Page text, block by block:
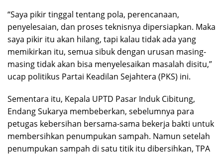
“Saya pikir tinggal tentang pola, perencanaan,
penyelesaian, dan proses teknisnya dipersiapkan. Maka
saya pikir itu akan hilang, tapi kalau tidak ada yang
memikirkan itu, semua sibuk dengan urusan masing-
masing tidak akan bisa menyelesaikan masalah disitu,”
ucap politikus Partai Keadilan Sejahtera (PKS) ini.
Sementara itu, Kepala UPTD Pasar Induk Cibitung,
Endang Sukarya membeberkan, sebelumnya para
petugas kebersihan bersama-sama bekerja bakti untuk
membersihkan penumpukan sampah. Namun setelah
penumpukan sampah di satu titik itu dibersihkan, TPA